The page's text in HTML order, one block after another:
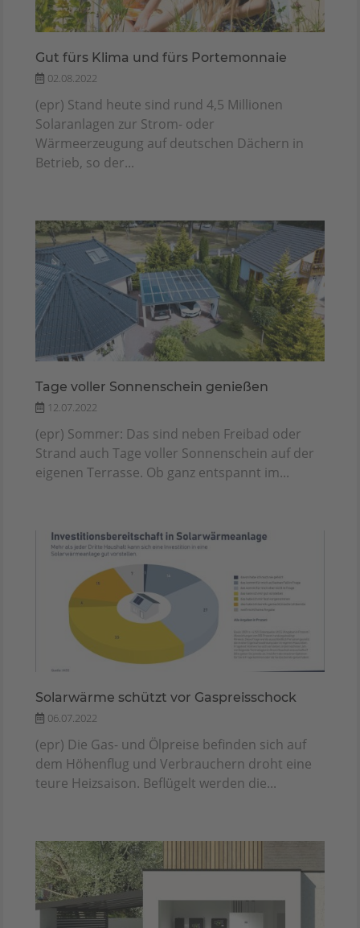
Gut fürs Klima und fürs Portemonnaie
02.08.2022
(epr) Stand heute sind rund 4,5 Millionen
Solaranlagen zur Strom- oder
Wärmeerzeugung auf deutschen Dächern in
Betrieb, so der...
Tage voller Sonnenschein genießen
12.07.2022
(epr) Sommer: Das sind neben Freibad oder
Strand auch Tage voller Sonnenschein auf der
eigenen Terrasse. Ob ganz entspannt im...
Solarwärme schützt vor Gaspreisschock
06.07.2022
(epr) Die Gas- und Ölpreise befinden sich auf
dem Höhenflug und Verbrauchern droht eine
teure Heizsaison. Beflügelt werden die...